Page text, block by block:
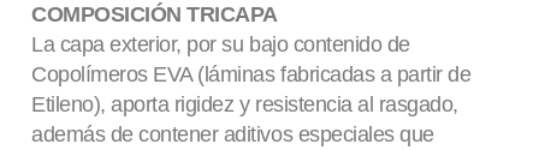
COMPOSICIÓN TRICAPA
La capa exterior, por su bajo contenido de
Copolímeros EVA (láminas fabricadas a partir de
Etileno), aporta rigidez y resistencia al rasgado,
además de contener aditivos especiales que